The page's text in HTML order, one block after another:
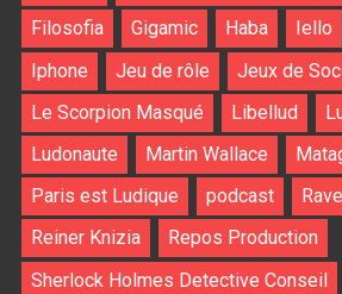
Filosofia
Gigamic Haba Iello
Iphone
Jeu de rôle Jeux de
Le Scorpion Masqué
Libellud
Ludonaute
Martin Wallace
Paris est Ludique
podcast
Reiner Knizia
Repos Production
Sherlock Holmes Detective Conseil